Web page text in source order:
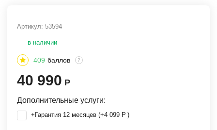
Артикул: 53594
в наличии
409 баллов ?
40 990 Р
Дополнительные услуги:
+Гарантия 12 месяцев (+4 099 Р )